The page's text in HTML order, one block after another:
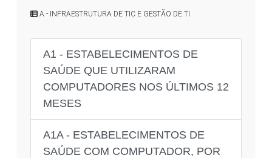
A - INFRAESTRUTURA DE TIC E GESTÃO DE TI
A1 - ESTABELECIMENTOS DE
SAÚDE QUE UTILIZARAM
COMPUTADORES NOS ÚLTIMOS 12
MESES
A1A - ESTABELECIMENTOS DE
SAÚDE COM COMPUTADOR, POR